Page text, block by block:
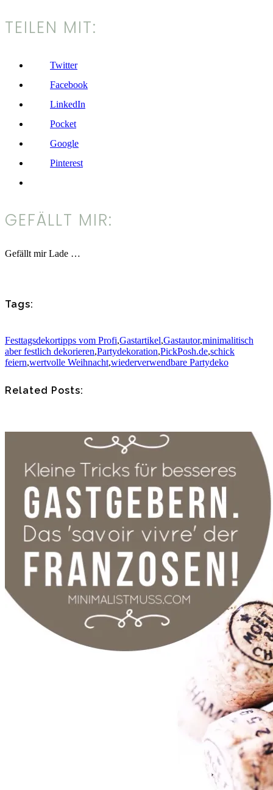
TEILEN MIT:
Twitter
Facebook
LinkedIn
Pocket
Google
Pinterest
GEFÄLLT MIR:
Gefällt mir Lade …
Tags:
Festtagsdekortipps vom Profi,Gastartikel,Gastautor,minimalitisch
aber festlich dekorieren,Partydekoration,PickPosh.de,schick
feiern,wertvolle Weihnacht,wiederverwendbare Partydeko
Related Posts: